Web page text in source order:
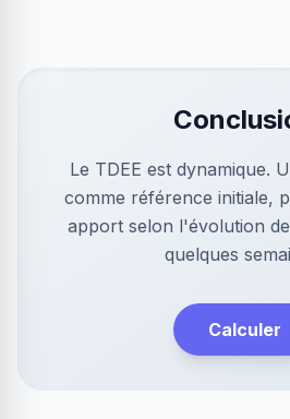
Le TDEE est dynamique.
comme référence initiale,
apport selon l'évolution
quelques
Calculer